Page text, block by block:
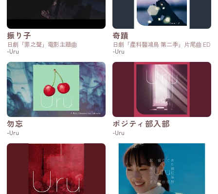
振り子
日劇「罪之聲」電影主題曲
-Uru
奇蹟
日劇「產科醫鴻鳥 第二季」片尾曲 ED
-Uru
勿忘
-Uru
ポジティ部入部
-Uru